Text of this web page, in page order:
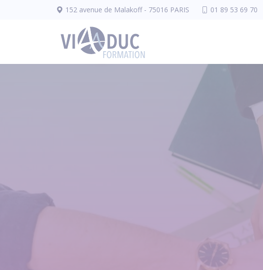
152 avenue de Malakoff - 75016 PARIS 01 89 53 69 70
Panneau de gestion des cookies